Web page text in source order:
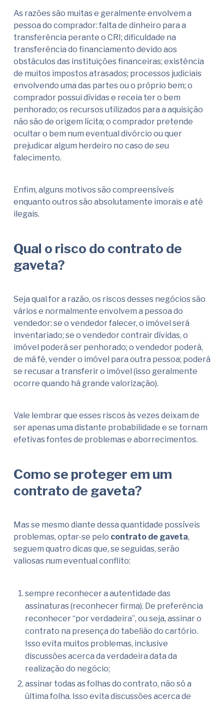
As razões são muitas e geralmente envolvem a
pessoa do comprador: falta de dinheiro para a
transferência perante o CRI; dificuldade na
transferência do financiamento devido aos
obstáculos das instituições financeiras; existência
de muitos impostos atrasados; processos judiciais
envolvendo uma das partes ou o próprio bem; o
comprador possui dívidas e receia ter o bem
penhorado; os recursos utilizados para a aquisição
não são de origem lícita; o comprador pretende
ocultar o bem num eventual divórcio ou quer
prejudicar algum herdeiro no caso de seu
falecimento.
Enfim, alguns motivos são compreensíveis
enquanto outros são absolutamente imorais e até
ilegais.
Qual o risco do contrato de
gaveta?
Seja qual for a razão, os riscos desses negócios são
vários e normalmente envolvem a pessoa do
vendedor: se o vendedor falecer, o imóvel será
inventariado; se o vendedor contrair dívidas, o
imóvel poderá ser penhorado; o vendedor poderá,
de má fé, vender o imóvel para outra pessoa; poderá
se recusar a transferir o imóvel (isso geralmente
ocorre quando há grande valorização).
Vale lembrar que esses riscos às vezes deixam de
ser apenas uma distante probabilidade e se tornam
efetivas fontes de problemas e aborrecimentos.
Como se proteger em um
contrato de gaveta?
Mas se mesmo diante dessa quantidade possíveis
problemas, optar-se pelo contrato de gaveta,
seguem quatro dicas que, se seguidas, serão
valiosas num eventual conflito:
sempre reconhecer a autentidade das
assinaturas (reconhecer firma). De preferência
reconhecer “por verdadeira”, ou seja, assinar o
contrato na presença do tabelião do cartório.
Isso evita muitos problemas, inclusive
discussões acerca da verdadeira data da
realização do negócio;
assinar todas as folhas do contrato, não só a
última folha. Isso evita discussões acerca de